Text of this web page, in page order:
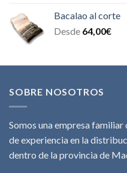
con
de 5
Bacalao al corte
Desde 64,00€
SOBRE NOSOTROS
Somos una empresa familiar
de experiencia en la
dentro de la provincia de